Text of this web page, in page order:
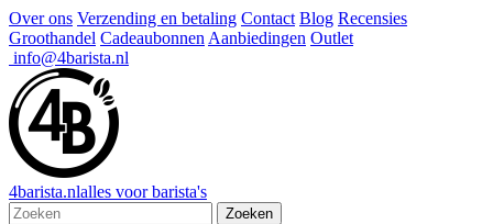
Over ons Verzending en betaling Contact Blog Recensies
Groothandel Cadeaubonnen Aanbiedingen Outlet
info@4barista.nl
4barista.nlalles voor barista's
Zoeken